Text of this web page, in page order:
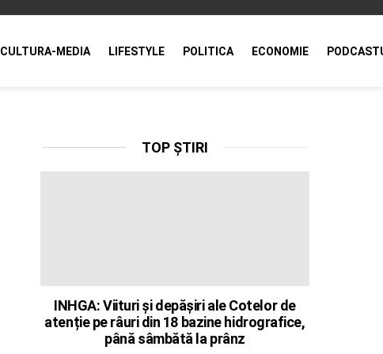
CULTURA-MEDIA LIFESTYLE POLITICA ECONOMIE
TOP ȘTIRI
INHGA: Viituri și depășiri ale Cotelor de
atenție pe râuri din 18 bazine hidrografice,
până sâmbătă la prânz